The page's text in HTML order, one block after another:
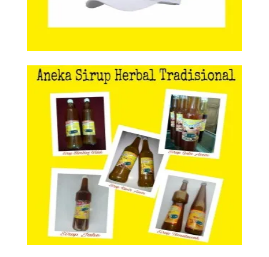
Aneka Sirup Herbal Tradisional
Aneka Sirup Herbal
Tradisional